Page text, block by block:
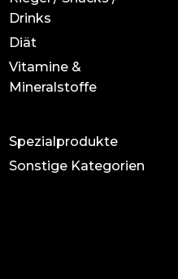
Drinks
Diät
Vitamine &
Mineralstoffe
Spezialprodukte
Sonstige Kategorien